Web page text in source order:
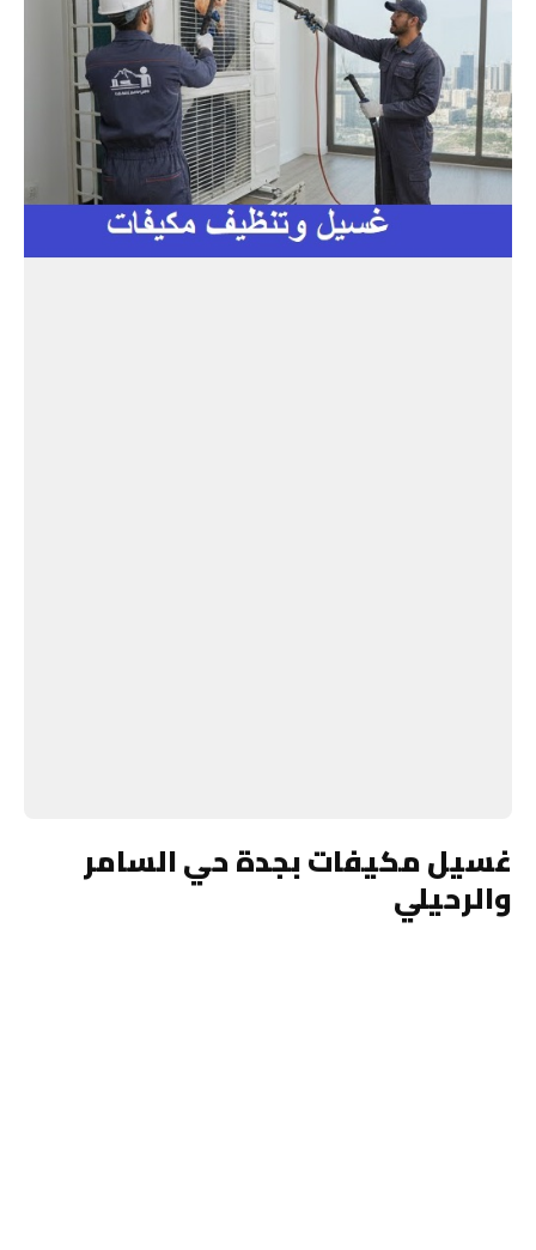
غسيل مكيفات بجدة حي السامر
والرحيلي